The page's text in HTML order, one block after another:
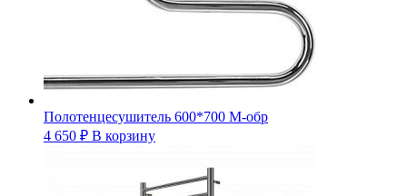
Полотенцесушитель 600*700 М-обр
4 650 ₽ В корзину